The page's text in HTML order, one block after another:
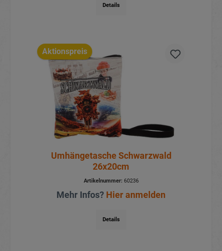
Details
Aktionspreis
Umhängetasche Schwarzwald
26x20cm
Artikelnummer:60236
Mehr Infos? Hier anmelden
Details